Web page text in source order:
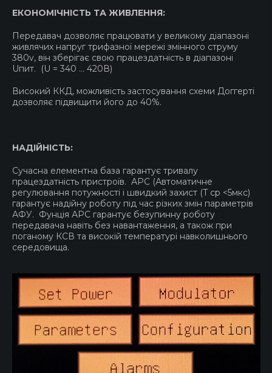
ЕКОНОМІЧНІСТЬ ТА ЖИВЛЕННЯ:
Передавач дозволяє працювати у великому діапазоні
живлячих напруг трифазної мережі змінного струму
380v, він зберігає свою працездатність в діапазоні
Uпит. (U = 340 … 420В)
Високий ККД, можливість застосування схеми Доггерті
дозволяє підвищити його до 40%.
НАДІЙНІСТЬ:
Сучасна елементна база гарантує тривалу
працездатність пристроїв. АРС (Автоматичне
регулювання потужності і швидкий захист (T ср <5мкс)
гарантує надійну роботу під час різких змін параметрів
АФУ. Фунція АРС гарантує безупинну роботу
передавача навіть без навантаження, а також при
поганому КСВ та високій температурі навколишнього
середовища.